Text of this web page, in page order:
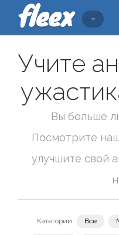
Учите
Вы больше
Посмотрите
улучшите свой
Категории: Все